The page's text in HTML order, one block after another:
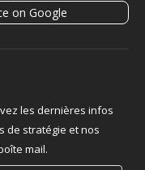
les dernières infos
de stratégie et nos
mail.